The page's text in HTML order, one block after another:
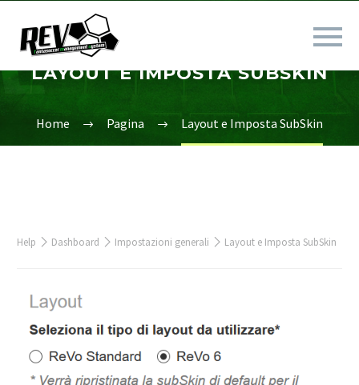
LAYOUT E IMPOSTA SUBSKIN
Home Pagina Layout e Imposta SubSkin
Help Dashboard Impostazioni generali Layout e Imposta SubSkin